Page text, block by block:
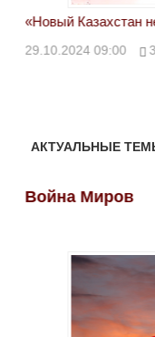
«Новый Казахстан
29.10.2024 09:00
АКТУАЛЬНЫЕ
Война Миров